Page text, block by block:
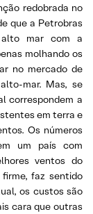
redobrada no
que a Petrobras
alto mar com a
molhando os
no mercado de
mar. Mas, se
correspondem a
em terra e
Os números
um país com
ventos do
faz sentido
os custos são
cara que outras